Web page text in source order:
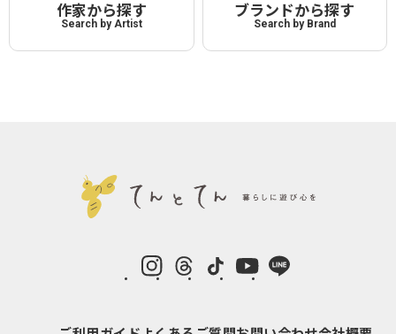
作家から探す
Search by Artist
ブランドから探す
Search by Brand
instagramThreads LINE